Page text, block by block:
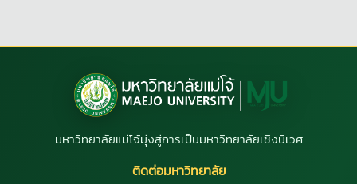
มหาวิทยาลัยแม่โจ้มุ่งสู่การเป็นมหาวิทยาลัยเชิงนิเวศ
ติดต่อมหาวิทยาลัย